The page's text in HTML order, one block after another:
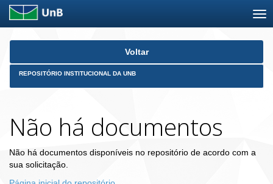
Skip
Voltar
REPOSITÓRIO INSTITUCIONAL DA UNB
Não há documentos
Não há documentos disponíveis no repositório de acordo com a
sua solicitação.